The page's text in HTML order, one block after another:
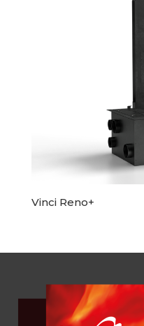
Vinci Reno+